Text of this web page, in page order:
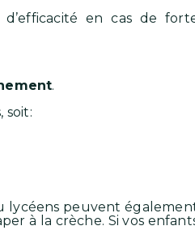
en cas de
.
soit:
lycéens peuvent
à la crèche. Si vos